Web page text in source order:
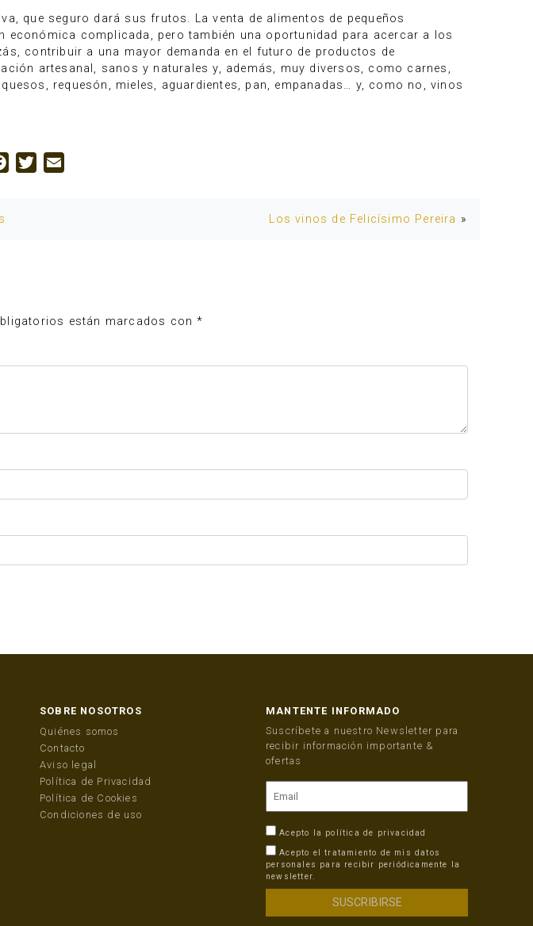
que seguro dará sus frutos. La venta de alimentos de pequeños
complicada, pero también una oportunidad para acercar a los
contribuir a una mayor demanda en el futuro de productos de
artesanal, sanos y naturales y, además, muy diversos, como carnes,
requesón, mieles, aguardientes, pan, empanadas… y, como no, vinos
Facebook
Twitter
Los vinos de Felicísimo Pereira »
están marcados con*
SOBRE NOSOTROS
Quiénes somos
Contacto
Aviso legal
Política de Privacidad
Política de Cookies
Condiciones de uso
MANTENTE INFORMADO
Suscríbete a nuestro Newsletter para
recibir información importante &
ofertas
Acepto la política de privacidad
Acepto el tratamiento de mis datos
personales para recibir periódicamente la
newsletter.